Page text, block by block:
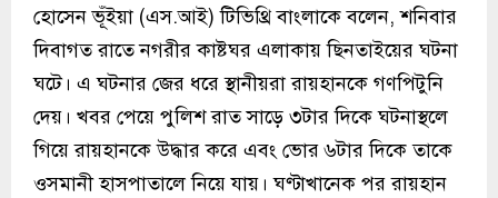
হোসেন ভূঁইয়া (এস.আই) টিভিথ্রি বাংলাকে বলেন, শনিবার
দিবাগত রাতে নগরীর কাষ্টঘর এলাকায় ছিনতাইয়ের ঘটনা
ঘটে। এ ঘটনার জের ধরে স্থানীয়রা রায়হানকে গণপিটুনি
দেয়। খবর পেয়ে পুলিশ রাত সাড়ে ৩টার দিকে ঘটনাস্থলে
গিয়ে রায়হানকে উদ্ধার করে এবং ভোর ৬টার দিকে তাকে
ওসমানী হাসপাতালে নিয়ে যায়। ঘণ্টাখানেক পর রায়হান